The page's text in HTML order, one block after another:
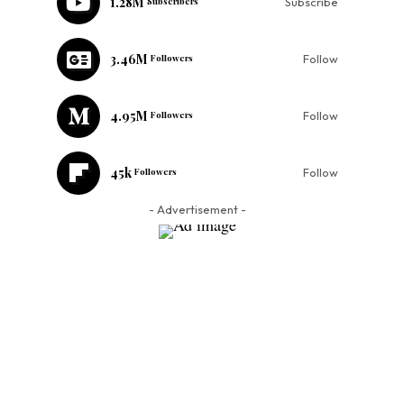
3.46M Followers Follow
4.95M Followers Follow
45k Followers Follow
- Advertisement -